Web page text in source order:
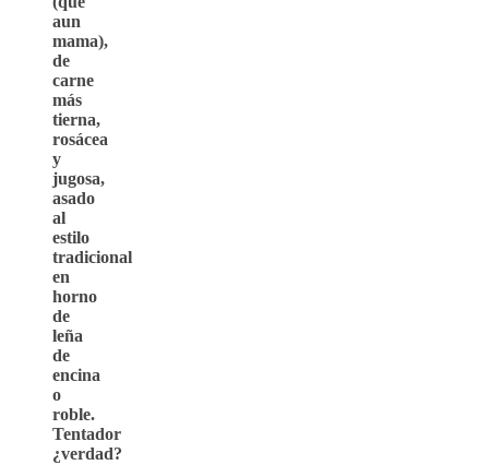
aun
mama),
de
carne
más
tierna,
rosácea
y
jugosa,
asado
al
estilo
tradicional
en
horno
de
leña
de
encina
o
roble.
Tentador
¿verdad?